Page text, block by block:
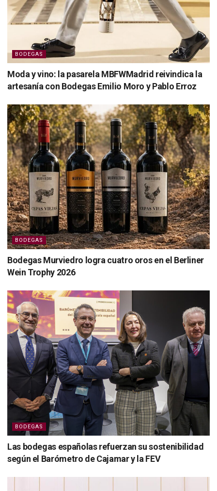
BODEGAS
Moda y vino: la pasarela MBFWMadrid reivindica la
artesanía con Bodegas Emilio Moro y Pablo Erroz
BODEGAS
Bodegas Murviedro logra cuatro oros en el Berliner
Wein Trophy 2026
BODEGAS
Las bodegas españolas refuerzan su sostenibilidad
según el Barómetro de Cajamar y la FEV